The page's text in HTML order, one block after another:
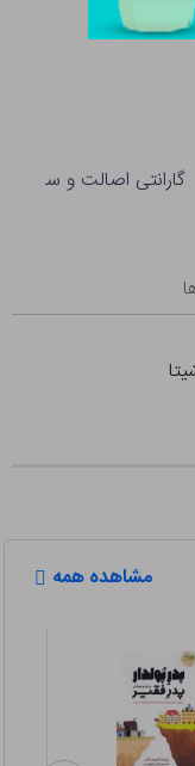
گارانتی اصالت و سلامت
مشاهده همه